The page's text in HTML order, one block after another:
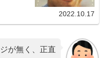
2022.10.17
が無く、正直